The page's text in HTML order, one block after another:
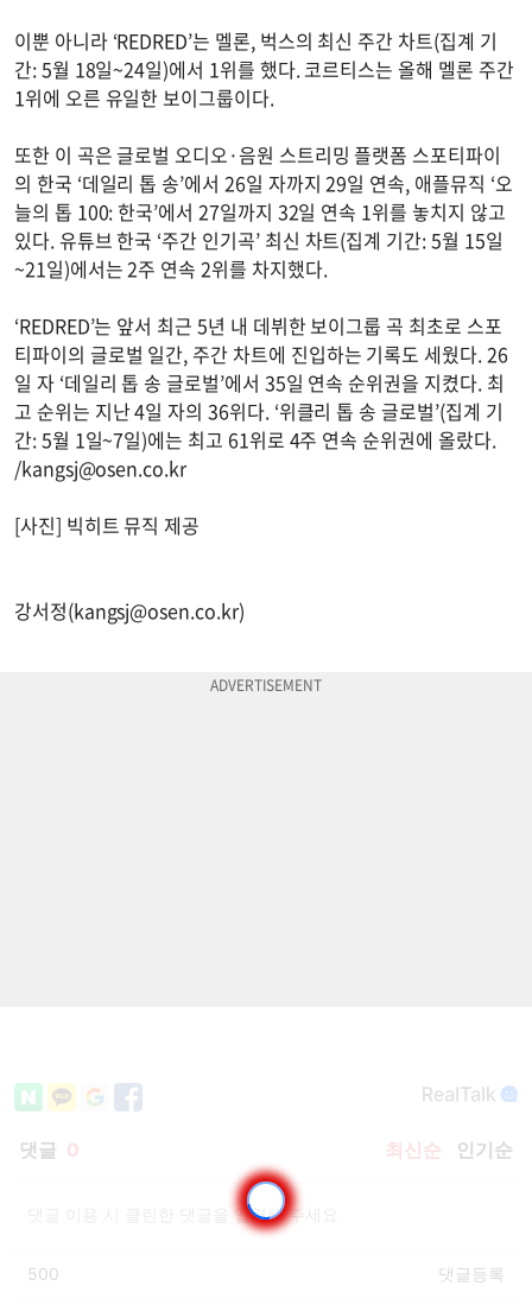
이뿐 아니라 ‘REDRED’는 멜론, 벅스의 최신 주간 차트(집계 기
간: 5월 18일~24일)에서 1위를 했다. 코르티스는 올해 멜론 주간
1위에 오른 유일한 보이그룹이다.
또한 이 곡은 글로벌 오디오·음원 스트리밍 플랫폼 스포티파이
의 한국 ‘데일리 톱 송’에서 26일 자까지 29일 연속, 애플뮤직 ‘오
늘의 톱 100: 한국’에서 27일까지 32일 연속 1위를 놓치지 않고
있다. 유튜브 한국 ‘주간 인기곡’ 최신 차트(집계 기간: 5월 15일
~21일)에서는 2주 연속 2위를 차지했다.
‘REDRED’는 앞서 최근 5년 내 데뷔한 보이그룹 곡 최초로 스포
티파이의 글로벌 일간, 주간 차트에 진입하는 기록도 세웠다. 26
일 자 ‘데일리 톱 송 글로벌’에서 35일 연속 순위권을 지켰다. 최
고 순위는 지난 4일 자의 36위다. ‘위클리 톱 송 글로벌’(집계 기
간: 5월 1일~7일)에는 최고 61위로 4주 연속 순위권에 올랐다.
/kangsj@osen.co.kr
[사진] 빅히트 뮤직 제공
강서정(kangsj@osen.co.kr)